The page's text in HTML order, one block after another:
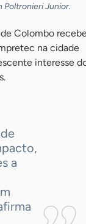
Poltronieri Junior.
Colombo
na cidade
interesse
a